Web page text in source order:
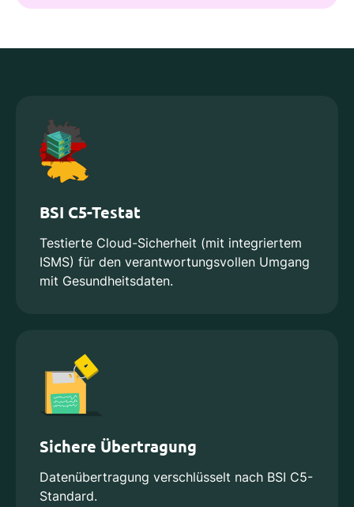
BSI C5-Testat
Testierte Cloud-Sicherheit (mit integriertem
ISMS) für den verantwortungsvollen Umgang
mit Gesundheitsdaten.
Sichere Übertragung
Datenübertragung verschlüsselt nach BSI C5-
Standard.